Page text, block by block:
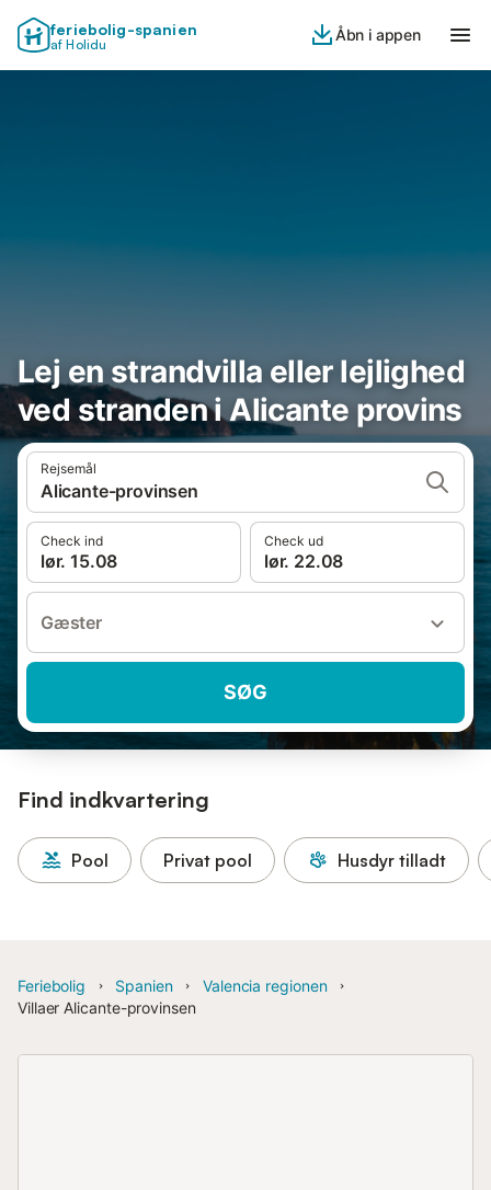
feriebolig-spanien
af Holidu
Åbn i appen
Lej en strandvilla eller lejlighed
ved stranden i Alicante provins
Rejsemål
Alicante-provinsen
Check ind
lør. 15.08
Check ud
lør. 22.08
Gæster
SØG
Find indkvartering
Pool Privat pool Husdyr tilladt
Feriebolig Spanien
Valencia regionen
Villaer Alicante-provinsen